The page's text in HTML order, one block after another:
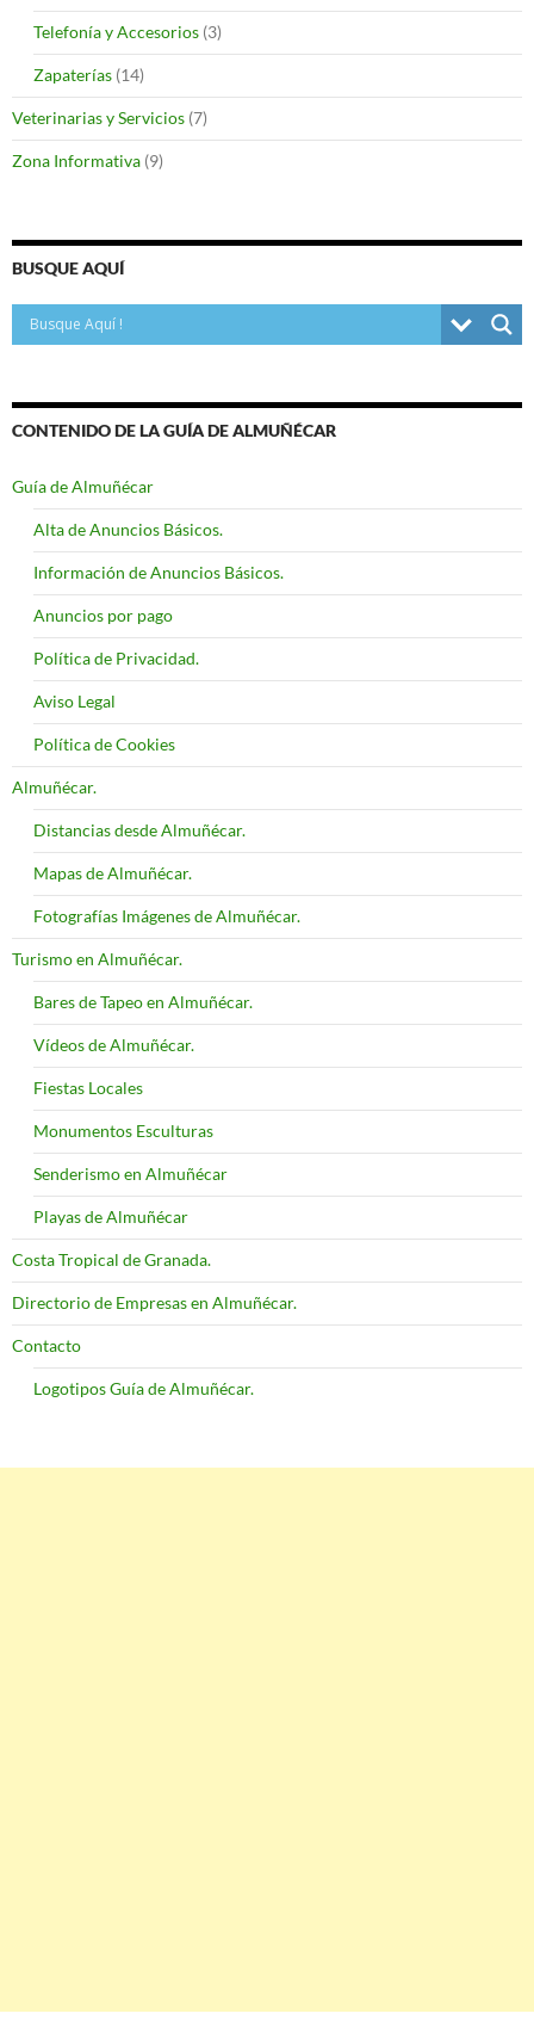
Telefonía y Accesorios (3)
Zapaterías (14)
Veterinarias y Servicios (7)
Zona Informativa (9)
BUSQUE AQUÍ
CONTENIDO DE LA GUÍA DE ALMUÑÉCAR
Guía de Almuñécar
Alta de Anuncios Básicos.
Información de Anuncios Básicos.
Anuncios por pago
Política de Privacidad.
Aviso Legal
Política de Cookies
Almuñécar.
Distancias desde Almuñécar.
Mapas de Almuñécar.
Fotografías Imágenes de Almuñécar.
Turismo en Almuñécar.
Bares de Tapeo en Almuñécar.
Vídeos de Almuñécar.
Fiestas Locales
Monumentos Esculturas
Senderismo en Almuñécar
Playas de Almuñécar
Costa Tropical de Granada.
Directorio de Empresas en Almuñécar.
Contacto
Logotipos Guía de Almuñécar.